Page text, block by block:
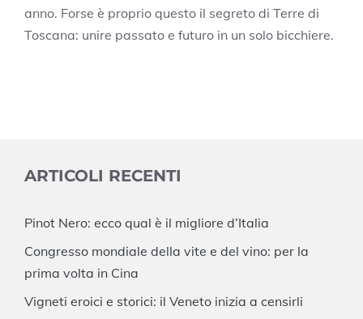
anno. Forse è proprio questo il segreto di Terre di
Toscana: unire passato e futuro in un solo bicchiere.
ARTICOLI RECENTI
Pinot Nero: ecco qual è il migliore d’Italia
Congresso mondiale della vite e del vino: per la
prima volta in Cina
Vigneti eroici e storici: il Veneto inizia a censirli